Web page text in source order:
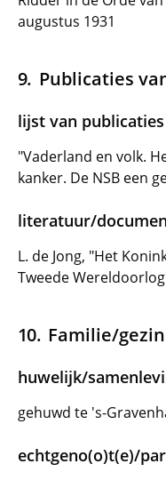
augustus 1931
Publicaties
lijst van publicaties
"Vaderland en volk.
kanker. De NSB een
literatuur/
L. de Jong, "Het
Tweede
Familie/gezin
huwelijk/
gehuwd te 's-
echtgeno(o)t(e)/